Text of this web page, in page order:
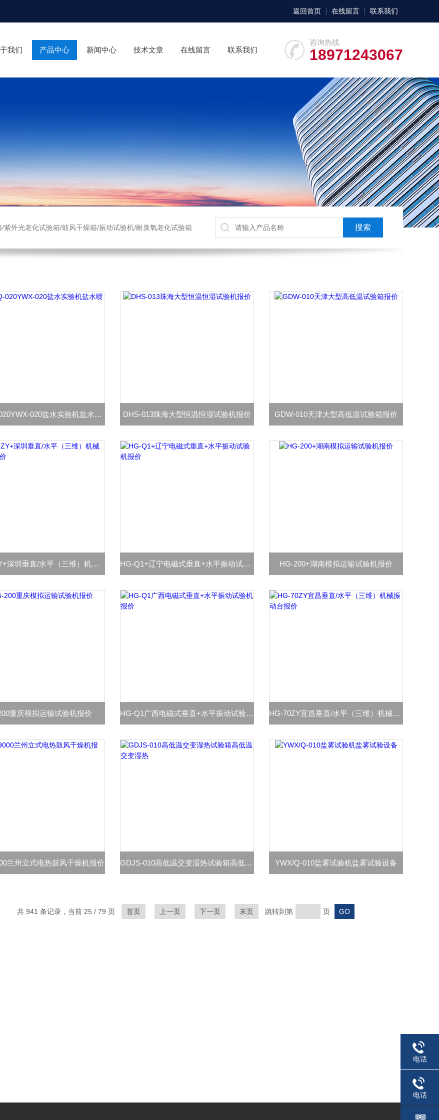
返回首页 在线留言 联系我们
咨询热线
18971243067
我们 产品中心 新闻中心 技术文章 在线留言 联系我们
外光老化试验箱/鼓风干燥箱/振动试验机/耐臭氧老化试验箱
YWX/Q-020YWX-020盐水实验机盐水喷雾试验机 DHS-013珠海大型恒温恒湿试验机报价 GDW-010天津大型高低温试验箱报价
HG-70ZY+深圳垂直/水平（三维）机械振动台报价 HG-Q1+辽宁电磁式垂直+水平振动试验机报价 HG-200+湖南模拟运输试验机报价
重庆模拟运输试验机报价 HG-Q1广西电磁式垂直+水平振动试验机报价 HG-70ZY宜昌垂直/水平（三维）机械振动台报价
兰州立式电热鼓风干燥机报价 GDJS-010高低温交变湿热试验箱高低温交变湿热 YWX/Q-010盐雾试验机盐雾试验设备
共 941 条记录，当前 25 / 79 页 首页 上一页 下一页 末页 跳转到第 页
电话
电话